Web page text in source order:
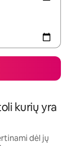
kurių yra
dėl jų